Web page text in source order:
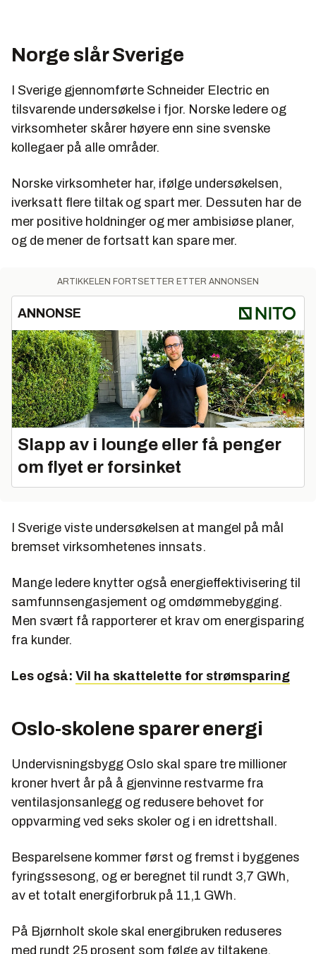
Norge slår Sverige
I Sverige gjennomførte Schneider Electric en
tilsvarende undersøkelse i fjor. Norske ledere og
virksomheter skårer høyere enn sine svenske
kollegaer på alle områder.
Norske virksomheter har, ifølge undersøkelsen,
iverksatt flere tiltak og spart mer. Dessuten har de
mer positive holdninger og mer ambisiøse planer,
og de mener de fortsatt kan spare mer.
ARTIKKELEN FORTSETTER ETTER ANNONSEN
ANNONSE
Slapp av i lounge eller få penger
om flyet er forsinket
I Sverige viste undersøkelsen at mangel på mål
bremset virksomhetenes innsats.
Mange ledere knytter også energieffektivisering til
samfunnsengasjement og omdømmebygging.
Men svært få rapporterer et krav om energisparing
fra kunder.
Les også: Vil ha skattelette for strømsparing
Oslo-skolene sparer energi
Undervisningsbygg Oslo skal spare tre millioner
kroner hvert år på å gjenvinne restvarme fra
ventilasjonsanlegg og redusere behovet for
oppvarming ved seks skoler og i en idrettshall.
Besparelsene kommer først og fremst i byggenes
fyringssesong, og er beregnet til rundt 3,7 GWh,
av et totalt energiforbruk på 11,1 GWh.
På Bjørnholt skole skal energibruken reduseres
med rundt 25 prosent som følge av tiltakene,